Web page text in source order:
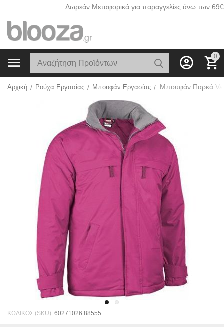
Δωρεάν Μεταφορικά για παραγγελίες άνω των 69€
0
Αρχική / Ρούχα Εργασίας / Μπουφάν Εργασίας /
ΚΩΔΙΚΟΣ (SKU): 60271026.88555